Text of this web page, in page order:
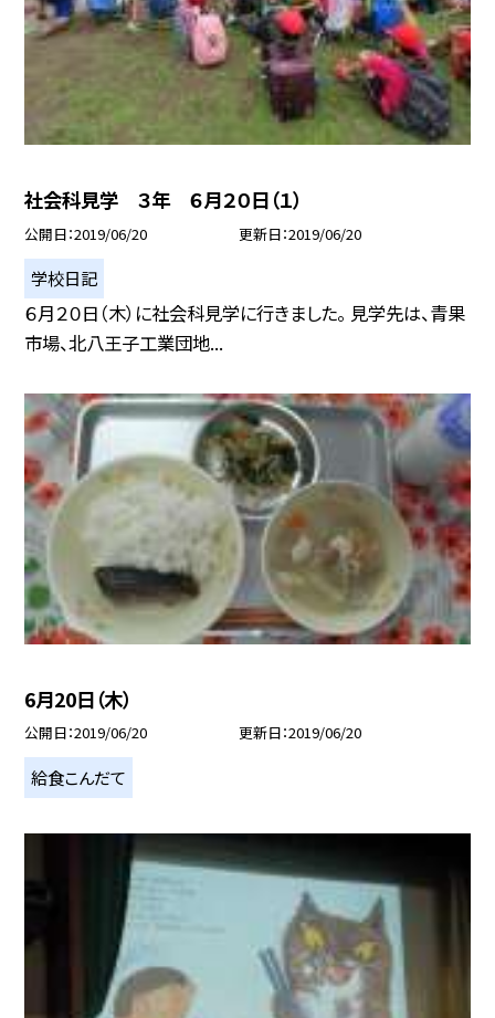
社会科見学 ３年 ６月２０日（１）
公開日 2019/06/20 更新日 2019/06/20
学校日記
６月２０日（木）に社会科見学に行きました。 見学先は、青果
市場、北八王子工業団地...
6月20日（木）
公開日 2019/06/20 更新日 2019/06/20
給食こんだて